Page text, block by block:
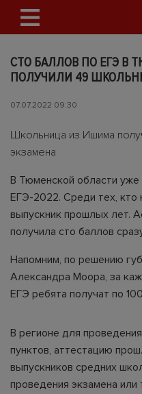
СТО БАЛЛОВ ПО ЕГЭ В
ПОЛУЧИЛИ 49
07.07.2022 09:30
Школьница из Ишима
экзамена
В Тюменской области
ЕГЭ-2022. Среди тех, кто
выпускник прошлых лет.
получила сто баллов
Напомним, по решению
Александра Моора, за
ЕГЭ ребята получат по
В регионе для
пунктов, аттестацию
выпускников средних
проведения экзамена